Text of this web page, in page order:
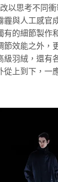
以思考不同
霾與人工感官
的細節製作
節效能之外，
級羽絨，還有
上到下，一